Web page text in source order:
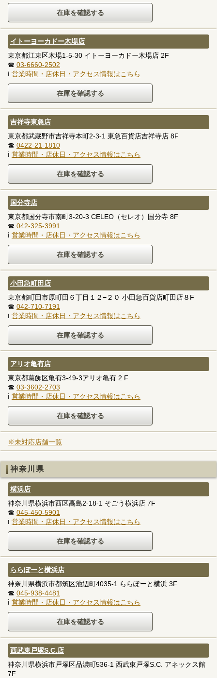
イトーヨーカドー木場店
東京都江東区木場1-5-30 イトーヨーカドー木場店 2F
☎ 03-6660-2502
ℹ 営業時間・店休日・アクセス情報はこちら
吉祥寺東急店
東京都武蔵野市吉祥寺本町2-3-1 東急百貨店吉祥寺店 8F
☎ 0422-21-1810
ℹ 営業時間・店休日・アクセス情報はこちら
国分寺店
東京都国分寺市南町3-20-3 CELEO（セレオ）国分寺 8F
☎ 042-325-3991
ℹ 営業時間・店休日・アクセス情報はこちら
小田急町田店
東京都町田市原町田６丁目１２−２０ 小田急百貨店町田店８F
☎ 042-710-7191
ℹ 営業時間・店休日・アクセス情報はこちら
アリオ亀有店
東京都葛飾区亀有3-49-3アリオ亀有 2 F
☎ 03-3602-2703
ℹ 営業時間・店休日・アクセス情報はこちら
※未対応店舗一覧
神奈川県
横浜店
神奈川県横浜市西区高島2-18-1 そごう横浜店 7F
☎ 045-450-5901
ℹ 営業時間・店休日・アクセス情報はこちら
ららぽーと横浜店
神奈川県横浜市都筑区池辺町4035-1 ららぽーと横浜 3F
☎ 045-938-4481
ℹ 営業時間・店休日・アクセス情報はこちら
西武東戸塚S.C.店
神奈川県横浜市戸塚区品濃町536-1 西武東戸塚S.C. アネックス館
7F